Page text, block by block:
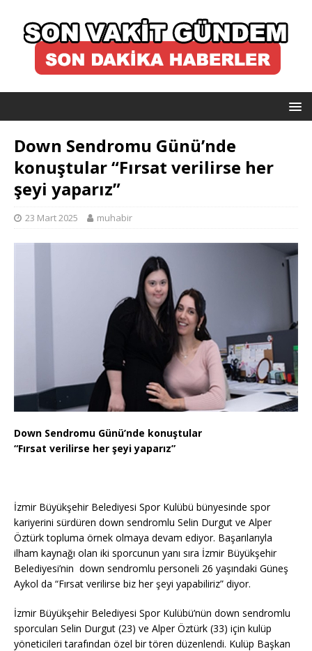
Down Sendromu Günü’nde
konuştular “Fırsat verilirse her
şeyi yaparız”
23 Mart 2025 muhabir
Down Sendromu Günü’nde konuştular
“Fırsat verilirse her şeyi yaparız”
İzmir Büyükşehir Belediyesi Spor Kulübü bünyesinde spor
kariyerini sürdüren down sendromlu Selin Durgut ve Alper
Öztürk topluma örnek olmaya devam ediyor. Başarılarıyla
ilham kaynağı olan iki sporcunun yanı sıra İzmir Büyükşehir
Belediyesi’nin down sendromlu personeli 26 yaşındaki Güneş
Aykol da “Fırsat verilirse biz her şeyi yapabiliriz” diyor.
İzmir Büyükşehir Belediyesi Spor Kulübü’nün down sendromlu
sporcuları Selin Durgut (23) ve Alper Öztürk (33) için kulüp
yöneticileri tarafından özel bir tören düzenlendi. Kulüp Başkan